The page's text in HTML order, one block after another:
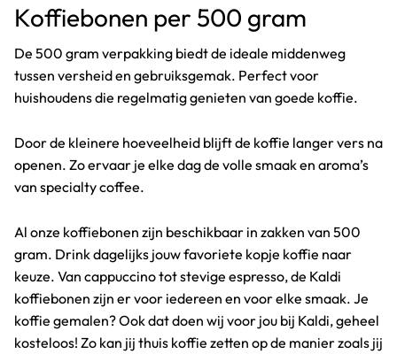
Koffiebonen per 500 gram
De 500 gram verpakking biedt de ideale middenweg
tussen versheid en gebruiksgemak. Perfect voor
huishoudens die regelmatig genieten van goede koffie.
Door de kleinere hoeveelheid blijft de koffie langer vers na
openen. Zo ervaar je elke dag de volle smaak en aroma’s
van specialty coffee.
Al onze koffiebonen zijn beschikbaar in zakken van 500
gram. Drink dagelijks jouw favoriete kopje koffie naar
keuze. Van cappuccino tot stevige espresso, de Kaldi
koffiebonen zijn er voor iedereen en voor elke smaak. Je
koffie gemalen? Ook dat doen wij voor jou bij Kaldi, geheel
kosteloos! Zo kan jij thuis koffie zetten op de manier zoals jij